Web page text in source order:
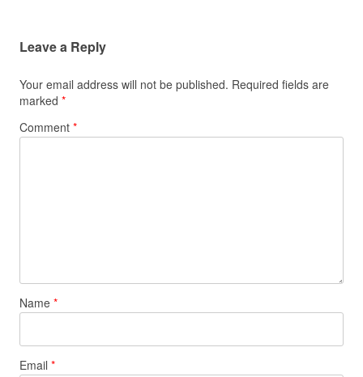
Leave a Reply
Your email address will not be published. Required fields are
marked *
Comment *
Name *
Email *